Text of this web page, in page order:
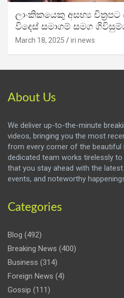
ලාංකිකයෙකු අසභ්‍ය
විදෙස් සමාගම් සමග
March 18, 2025 iri news
About Us
We deliver up-to-the-minute
videos, bringing you the most
from every corner of the beautiful
dedicated team works tirelessly
that you stay ahead with the
events, and noteworthy
Categories
Blog (492)
Breaking News (400)
Business (314)
Foreign News (4)
Gossip (111)